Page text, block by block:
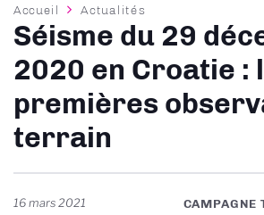
Fil
d'Ariane
Accueil Actualités
Séisme du 29
2020 en Croatie :
premières
terrain
16 mars 2021 CAMPAGNE